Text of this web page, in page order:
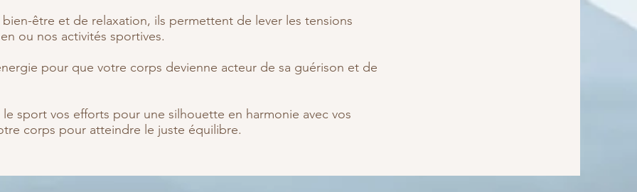
être et de relaxation, ils permettent de lever les tensions
ou nos activités sportives.
pour que votre corps devienne acteur de sa guérison et de
sport vos efforts pour une silhouette en harmonie avec vos
corps pour atteindre le juste équilibre.